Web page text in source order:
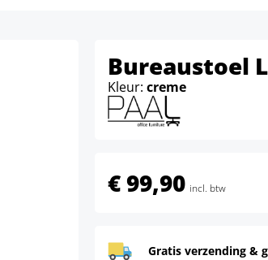
Bureaustoel
Kleur: creme
€ 99,90 incl. btw
Gratis verzending &